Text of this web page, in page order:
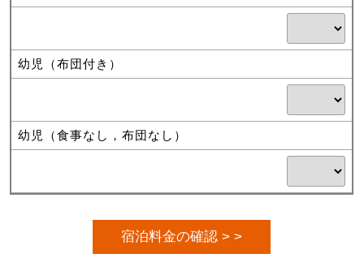
幼児（布団付き）
幼児（食事なし，布団なし）
宿泊料金の確認 > >